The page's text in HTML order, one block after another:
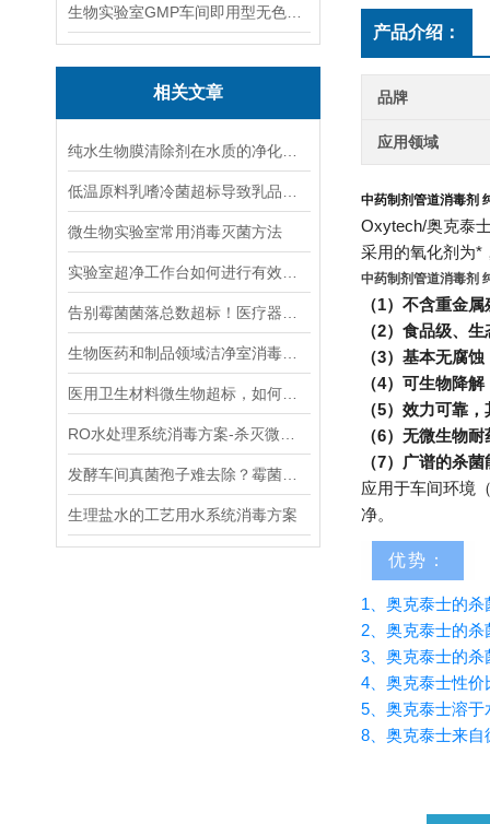
相关文章
微生物实验室常用消毒灭菌方法
生理盐水的工艺用水系统消毒方案
产品介绍：
品牌
应用领域
中药制剂管道消毒剂
Oxytech/奥克泰
采用的氧化剂为*
中药制剂管道消毒剂
（1）不含重金
（2）食品级、
（3）基本无腐
（4）可生物降
（5）效力可靠
（6）无微生物
（7）广谱的杀
应用于车间环境
净。
优势：
1、奥克泰士的
2、奥克泰士的
3、奥克泰士的
4、奥克泰士性
5、奥克泰士溶
8、奥克泰士来